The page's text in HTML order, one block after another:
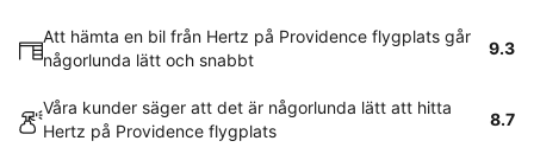
Att hämta en bil från Hertz på Providence flygplats går
någorlunda lätt och snabbt
9.3
Våra kunder säger att det är någorlunda lätt att hitta
Hertz på Providence flygplats
8.7